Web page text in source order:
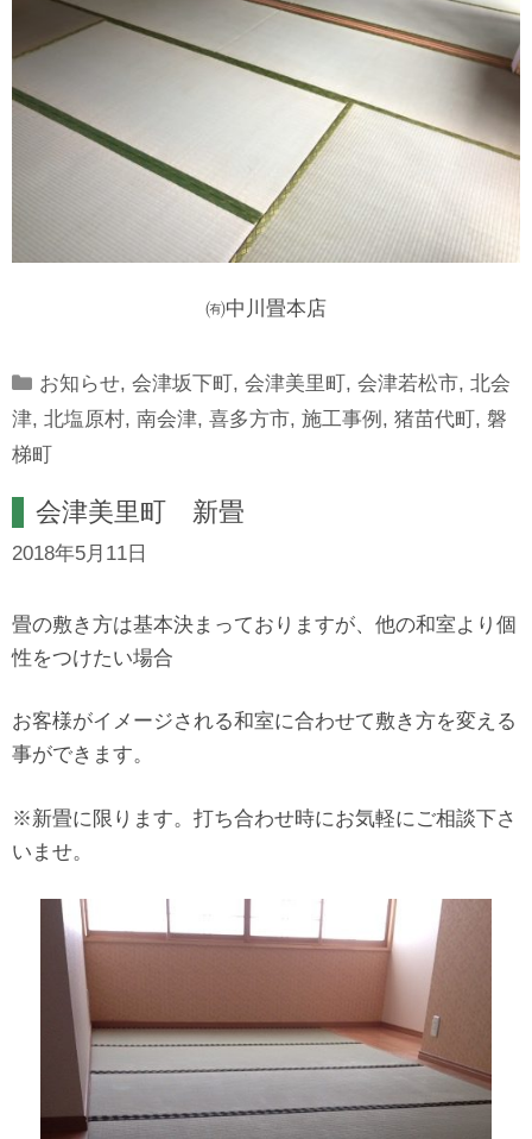
㈲中川畳本店
Categories
お知らせ,会津坂下町,会津美里町,会津若松市,北会
津, 北塩原村, 南会津, 喜多方市, 施工事例 , 猪苗代町, 磐
梯町
会津美里町 新畳
2018年5月11日
畳の敷き方は基本決まっておりますが、他の和室より個
性をつけたい場合
お客様がイメージされる和室に合わせて敷き方を変える
事ができます。
※新畳に限ります。打ち合わせ時にお気軽にご相談下さ
いませ。